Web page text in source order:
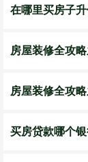
在哪里买房子
房屋装修全攻
房屋装修全攻
买房贷款哪个